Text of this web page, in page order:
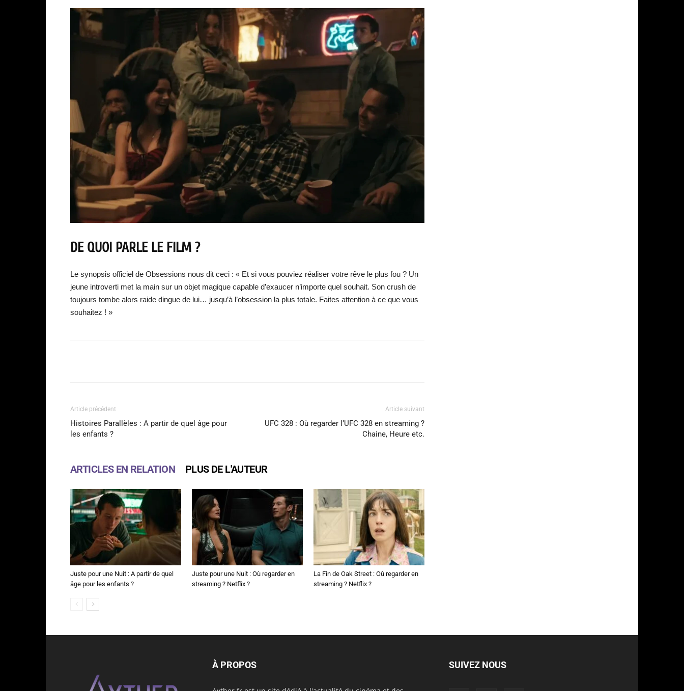
DE QUOI PARLE LE FILM ?
Le synopsis officiel de Obsessions nous dit ceci : « Et si vous pouviez réaliser votre rêve le plus fou ? Un
jeune introverti met la main sur un objet magique capable d’exaucer n’importe quel souhait. Son crush de
toujours tombe alors raide dingue de lui… jusqu’à l’obsession la plus totale. Faites attention à ce que vous
souhaitez ! »
Article précédent
Histoires Parallèles : A partir de quel âge pour
les enfants ?
Article suivant
UFC 328 : Où regarder l’UFC 328 en streaming ?
Chaine, Heure etc.
ARTICLES EN RELATION PLUS DE L'AUTEUR
Juste pour une Nuit : A partir de quel
âge pour les enfants ?
Juste pour une Nuit : Où regarder en
streaming ? Netflix ?
La Fin de Oak Street : Où regarder en
streaming ? Netflix ?
À PROPOS SUIVEZ NOUS